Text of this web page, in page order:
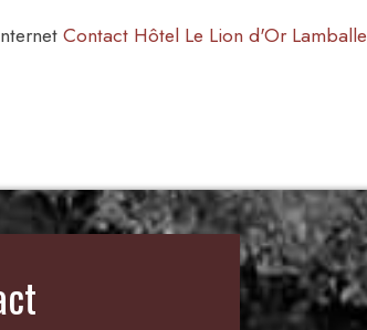
Contact Hôtel Le Lion d'Or Lamballe